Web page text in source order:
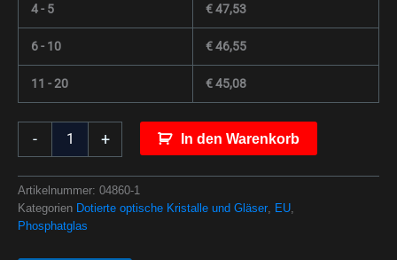
4 - 5 €47,53
6 - 10 €46,55
11 - 20 €45,08
- + In den Warenkorb
Artikelnummer: 04860-1
Kategorien Dotierte optische Kristalle und Gläser, EU,
Phosphatglas